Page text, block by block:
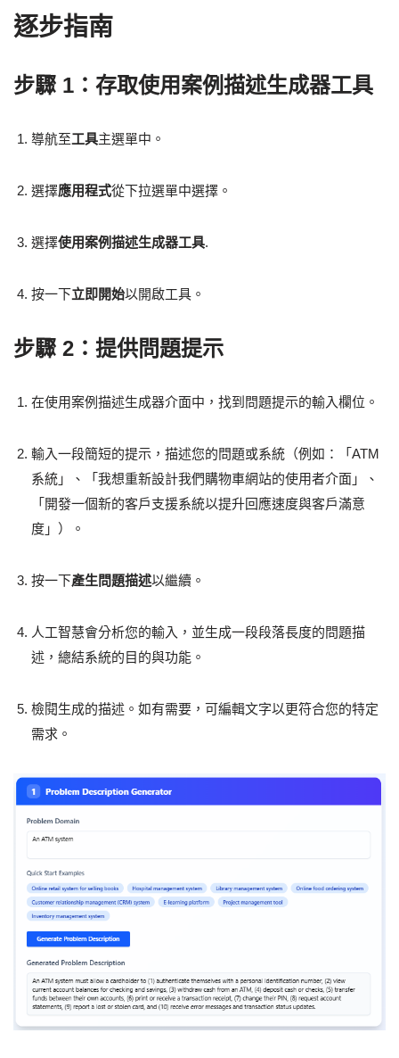
逐步指南
步驟 1：存取使用案例描述生成器工具
導航至工具主選單中。
選擇應用程式從下拉選單中選擇。
選擇使用案例描述生成器工具.
按一下立即開始以開啟工具。
步驟 2：提供問題提示
在使用案例描述生成器介面中，找到問題提示的輸入欄位。
輸入一段簡短的提示，描述您的問題或系統（例如：「ATM
系統」、「我想重新設計我們購物車網站的使用者介面」、
「開發一個新的客戶支援系統以提升回應速度與客戶滿意
度」）。
按一下產生問題描述以繼續。
人工智慧會分析您的輸入，並生成一段段落長度的問題描
述，總結系統的目的與功能。
檢閱生成的描述。如有需要，可編輯文字以更符合您的特定
需求。